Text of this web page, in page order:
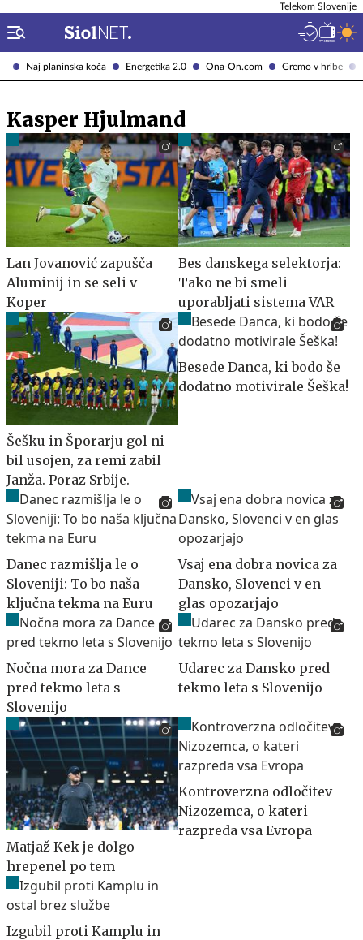
Naj planinska koča Energetika 2.0 Ona-On.com Gremo v hribe
Telekom Slovenije
Kasper Hjulmand
Lan Jovanović zapušča
Aluminij in se seli v
Koper
Bes danskega selektorja:
Tako ne bi smeli
uporabljati sistema VAR
Šešku in Šporarju gol ni
bil usojen, za remi zabil
Janža. Poraz Srbije.
Besede Danca, ki bodo še
dodatno motivirale Šeška!
Danec razmišlja le o
Sloveniji: To bo naša
ključna tekma na Euru
Vsaj ena dobra novica za
Dansko, Slovenci v en
glas opozarjajo
Nočna mora za Dance
pred tekmo leta s
Slovenijo
Udarec za Dansko pred
tekmo leta s Slovenijo
Matjaž Kek je dolgo
hrepenel po tem
Kontroverzna odločitev
Nizozemca, o kateri
razpreda vsa Evropa
Izgubil proti Kamplu in